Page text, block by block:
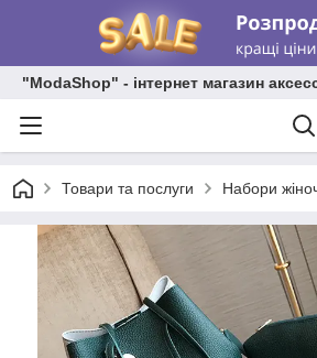
"ModaShop" - інтернет магазин
Товари та послуги Набори